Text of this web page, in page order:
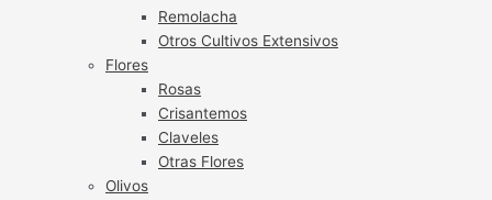
Remolacha
Otros Cultivos Extensivos
Flores
Rosas
Crisantemos
Claveles
Otras Flores
Olivos